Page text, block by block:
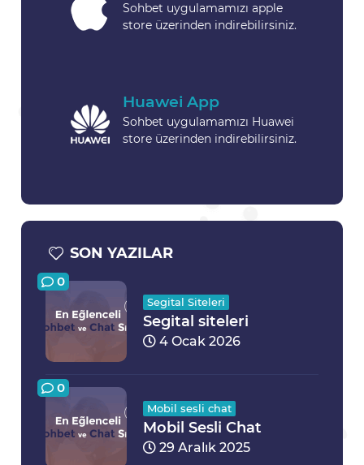
Sohbet uygulamamızı apple
store üzerinden indirebilirsiniz.
Huawei App
Sohbet uygulamamızı Huawei
store üzerinden indirebilirsiniz.
SON YAZILAR
0
Segital Siteleri
Segital siteleri
4 Ocak 2026
0
Mobil sesli chat
Mobil Sesli Chat
29 Aralık 2025